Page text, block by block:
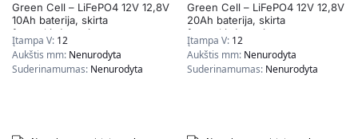
Green Cell – LiFePO4 12V 12,8V
10Ah baterija, skirta
fotovoltinėms sistemoms,
nameliams ant ratų ir valtims
Įtampa V: 12
Aukštis mm: Nenurodyta
Suderinamumas: Nenurodyta
Green Cell – LiFePO4 12V 12,8V
20Ah baterija, skirta
fotovoltinėms sistemoms,
nameliams ant ratų ir valtims
Įtampa V: 12
Aukštis mm: Nenurodyta
Suderinamumas: Nenurodyta